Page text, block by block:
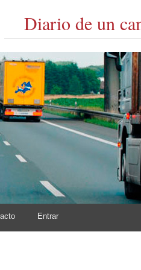
Diario de un
Entrar